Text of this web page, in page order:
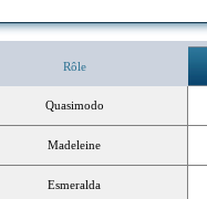
Rôle
Quasimodo
Madeleine
Esmeralda